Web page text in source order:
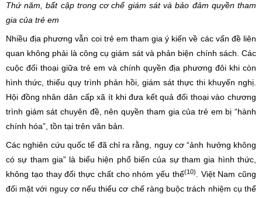
Thứ năm, bất cập trong cơ chế giám sát và bảo đảm quyền tham
gia của trẻ em
Nhiều địa phương vẫn coi trẻ em tham gia ý kiến về các vấn đề liên
quan không phải là công cụ giám sát và phản biện chính sách. Các
cuộc đối thoại giữa trẻ em và chính quyền địa phương đôi khi còn
hình thức, thiếu quy trình phản hồi, giám sát thực thi khuyến nghị.
Hội đồng nhân dân cấp xã ít khi đưa kết quả đối thoại vào chương
trình giám sát chuyên đề, nên quyền tham gia của trẻ em bị “hành
chính hóa”, tồn tại trên văn bản.
Các nghiên cứu quốc tế đã chỉ ra rằng, nguy cơ “ảnh hưởng không
có sự tham gia” là biểu hiện phổ biến của sự tham gia hình thức,
không tạo thay đổi thực chất cho nhóm yếu thế(10)
. Việt Nam cũng
đối mặt với nguy cơ nếu thiếu cơ chế ràng buộc trách nhiệm cụ thể